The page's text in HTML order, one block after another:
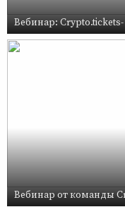
Вебинар:
Вебинар от команды